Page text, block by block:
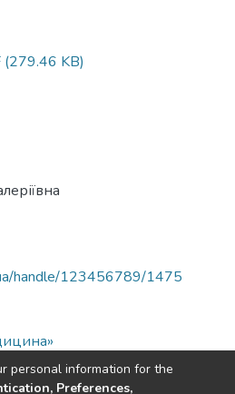
(279.46 KB)
handle/123456789/1475
personal information for the
Preferences,